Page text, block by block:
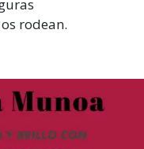
rodean.